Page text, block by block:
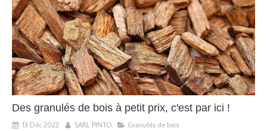
Des granulés de bois à petit prix, c'est par ici !
13 Déc 2022 SARL PINTO Granulés de bois